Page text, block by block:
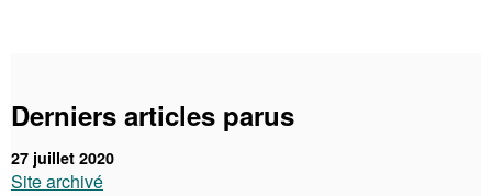
Derniers articles parus
27 juillet 2020
Site archivé